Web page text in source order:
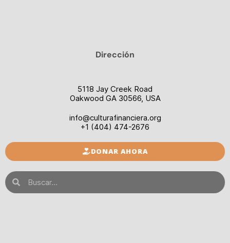
Dirección
5118 Jay Creek Road
Oakwood GA 30566, USA
info@culturafinanciera.org
+1 (404) 474-2676
DONAR AHORA